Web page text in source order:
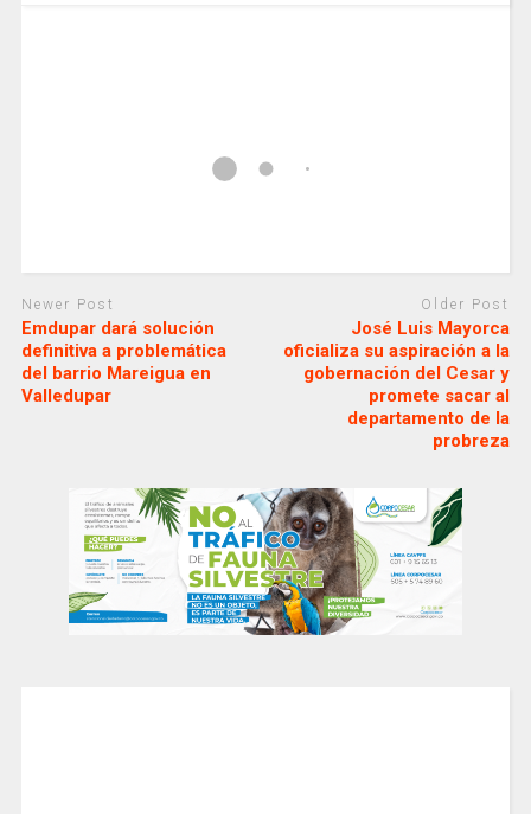
Newer Post
Emdupar dará solución
definitiva a problemática
del barrio Mareigua en
Valledupar
Older Post
José Luis Mayorca
oficializa su aspiración a la
gobernación del Cesar y
promete sacar al
departamento de la
probreza